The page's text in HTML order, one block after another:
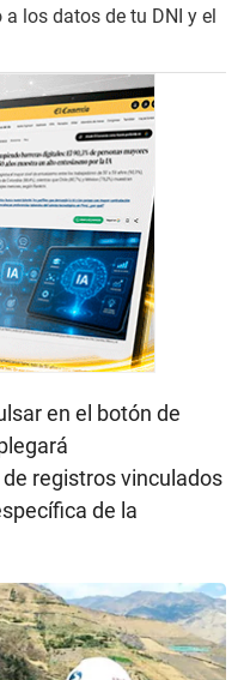
los datos de tu DNI y el
en el botón de
registros vinculados
de la